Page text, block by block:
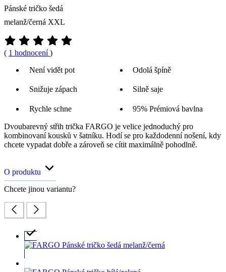
Pánské tričko šedá
melanž/černá XXL
( 1 hodnocení)
Není vidět pot
Odolá špíně
Snižuje zápach Silně saje
Rychle schne 95% Prémiová bavlna
Dvoubarevný střih trička FARGO je velice jednoduchý pro
kombinovaní kousků v šatníku. Hodí se pro každodenní nošení, kdy
chcete vypadat dobře a zároveň se cítit maximálně pohodlně.
O produktu
Chcete jinou variantu?